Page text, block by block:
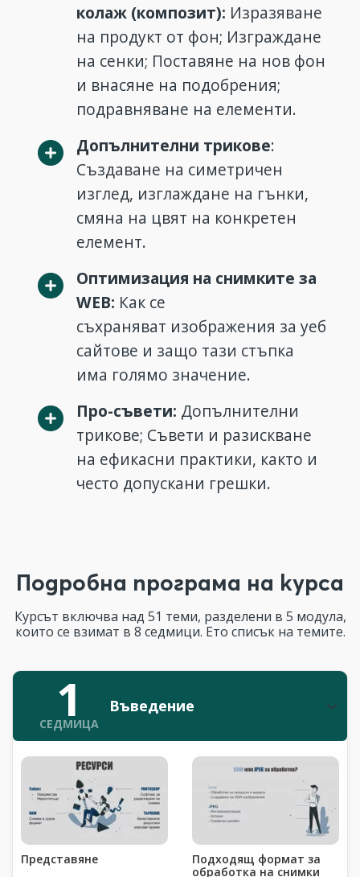
колаж (композит): Изразяване
на продукт от фон; Изграждане
на сенки; Поставяне на нов фон
и внасяне на подобрения;
подравняване на елементи.
Допълнителни трикове:
Създаване на симетричен
изглед, изглаждане на гънки,
смяна на цвят на конкретен
елемент.
Оптимизация на снимките за
WEB: Как се
съхраняват изображения за уеб
сайтове и защо тази стъпка
има голямо значение.
Про-съвети: Допълнителни
трикове; Съвети и разискване
на ефикасни практики, както и
често допускани грешки.
Подробна програма на курса
Курсът включва над 51 теми, разделени в 5 модула,
които се взимат в 8 седмици. Ето списък на темите.
1
СЕДМИЦА
Въведение
Представяне
Подходящ формат за
обработка на снимки